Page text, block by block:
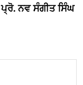
ਪ੍ਰੋ. ਨਵ ਸੰਗੀਤ ਸਿੰਘ